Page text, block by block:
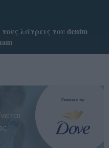
λάτρεις του denim